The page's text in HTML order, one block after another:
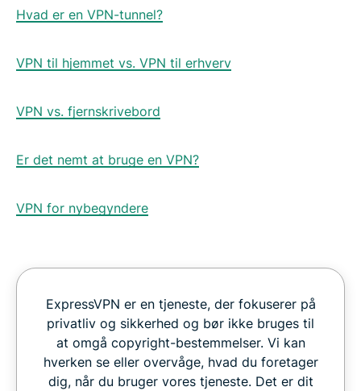
Hvad er en VPN-tunnel?
VPN til hjemmet vs. VPN til erhverv
VPN vs. fjernskrivebord
Er det nemt at bruge en VPN?
VPN for nybegyndere
ExpressVPN er en tjeneste, der fokuserer på
privatliv og sikkerhed og bør ikke bruges til
at omgå copyright-bestemmelser. Vi kan
hverken se eller overvåge, hvad du foretager
dig, når du bruger vores tjeneste. Det er dit